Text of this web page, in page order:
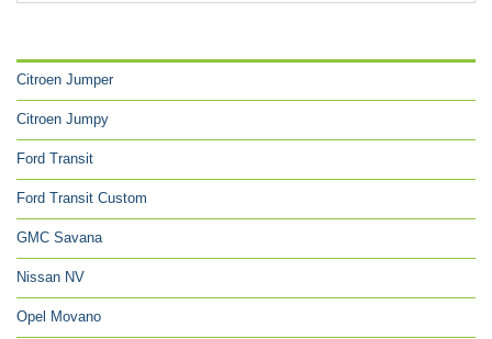
Citroen Jumper
Citroen Jumpy
Ford Transit
Ford Transit Custom
GMC Savana
Nissan NV
Opel Movano